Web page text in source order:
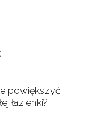
powiększyć
łazienki?